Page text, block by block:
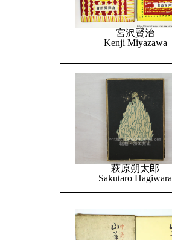
宮沢賢治
Kenji Miyazawa
萩原朔太郎
Sakutaro Hagiwara